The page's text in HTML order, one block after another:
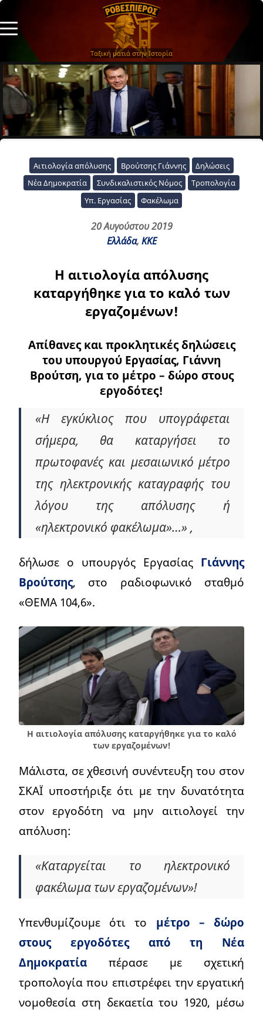
Ταξική ματιά στην Ιστορία
Αιτιολογία απόλυσης Βρούτσης Γιάννης
Δηλώσεις
Νέα Δημοκρατία
Συνδικαλιστικός Νόμος
Τροπολογία
Υπ. Εργασίας
Φακέλωμα
20 Αυγούστου 2019
Ελλάδα, ΚΚΕ
Η αιτιολογία απόλυσης
καταργήθηκε για το καλό των
εργαζομένων!
Απίθανες και προκλητικές δηλώσεις
του υπουργού Εργασίας, Γιάννη
Βρούτση, για το μέτρο – δώρο στους
εργοδότες!
«Η εγκύκλιος που υπογράφεται
σήμερα, θα καταργήσει το
πρωτοφανές και μεσαιωνικό μέτρο
της ηλεκτρονικής καταγραφής του
λόγου της απόλυσης ή
«ηλεκτρονικό φακέλωμα»…» ,
δήλωσε ο υπουργός Εργασίας Γιάννης
Βρούτσης, στο ραδιοφωνικό σταθμό
«ΘΕΜΑ 104,6».
Η αιτιολογία απόλυσης καταργήθηκε για το καλό
των εργαζομένων!
Μάλιστα, σε χθεσινή συνέντευξη του στον
ΣΚΑΪ υποστήριξε ότι με την δυνατότητα
στον εργοδότη να μην αιτιολογεί την
απόλυση:
«Καταργείται το ηλεκτρονικό
φακέλωμα των εργαζομένων»!
Υπενθυμίζουμε ότι το μέτρο – δώρο
στους εργοδότες από τη Νέα
Δημοκρατία πέρασε με σχετική
τροπολογία που επιστρέφει την εργατική
νομοθεσία στη δεκαετία του 1920, μέσω